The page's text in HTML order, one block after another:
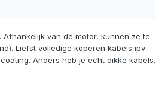
van de motor, kunnen ze te
Liefst volledige koperen kabels ipv
Anders heb je echt dikke kabels.